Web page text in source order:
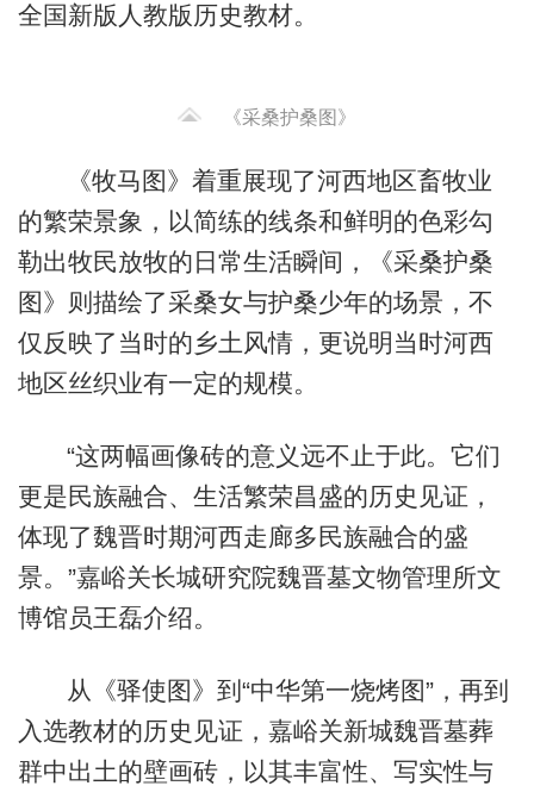
全国新版人教版历史教材。
《采桑护桑图》
《牧马图》着重展现了河西地区畜牧业
的繁荣景象，以简练的线条和鲜明的色彩勾
勒出牧民放牧的日常生活瞬间，《采桑护桑
图》则描绘了采桑女与护桑少年的场景，不
仅反映了当时的乡土风情，更说明当时河西
地区丝织业有一定的规模。
“这两幅画像砖的意义远不止于此。它们
更是民族融合、生活繁荣昌盛的历史见证，
体现了魏晋时期河西走廊多民族融合的盛
景。”嘉峪关长城研究院魏晋墓文物管理所文
博馆员王磊介绍。
从《驿使图》到“中华第一烧烤图”，再到
入选教材的历史见证，嘉峪关新城魏晋墓葬
群中出土的壁画砖，以其丰富性、写实性与